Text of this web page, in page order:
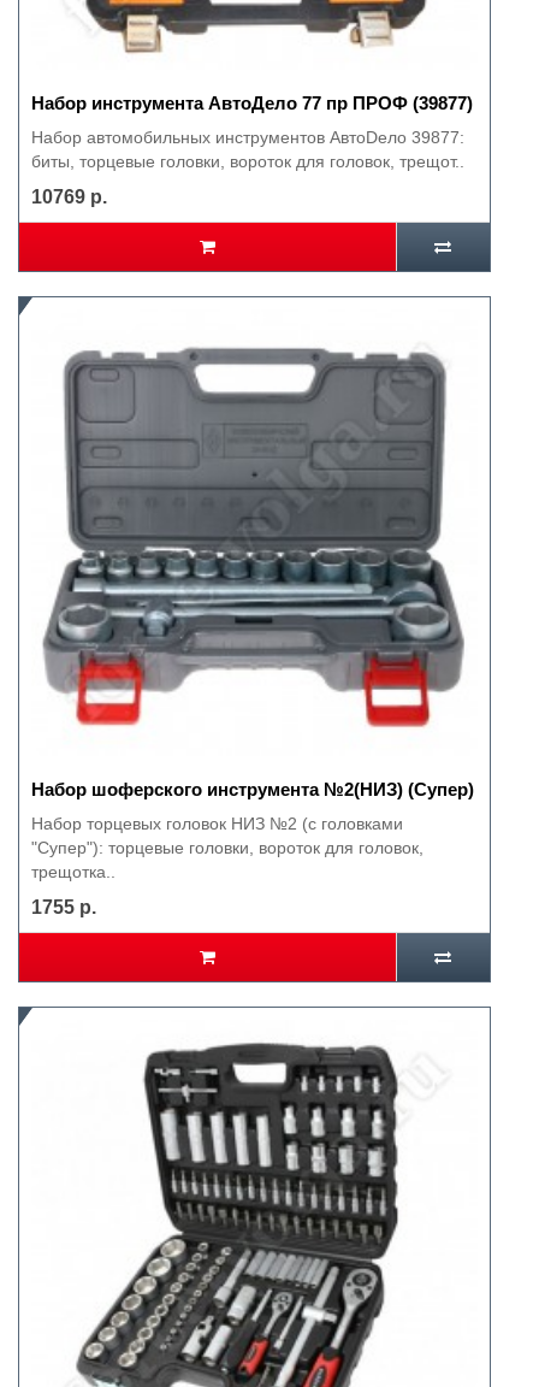
Набор инструмента АвтоДело 77 пр ПРОФ (39877)
Набор автомобильных инструментов АвтоDело 39877:
биты, торцевые головки, вороток для головок, трещот..
10769 р.
Набор шоферского инструмента №2(НИЗ) (Супер)
Набор торцевых головок НИЗ №2 (с головками
"Супер"): торцевые головки, вороток для головок,
трещотка..
1755 р.